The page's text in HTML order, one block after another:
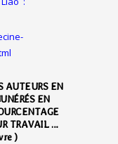
AUTEURS EN
EN
TRAVAIL …
)